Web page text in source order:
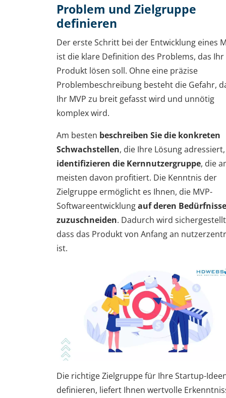
Problem und Zielgruppe
definieren
Der erste Schritt bei der Entwicklung eines
ist die klare Definition des Problems, das Ihr
Produkt lösen soll. Ohne eine präzise
Problembeschreibung besteht die Gefahr,
Ihr MVP zu breit gefasst wird und unnötig
komplex wird.
Am besten beschreiben Sie die konkreten
Schwachstellen, die Ihre Lösung
identifizieren die Kernnutzergruppe, die
meisten davon profitiert. Die Kenntnis der
Zielgruppe ermöglicht es Ihnen, die MVP-
Softwareentwicklungauf deren Bedürfnisse
zuzuschneiden. Dadurch wird
dass das Produkt von Anfang an
ist.
Die richtige Zielgruppe für Ihre Startup-
definieren, liefert Ihnen wertvolle